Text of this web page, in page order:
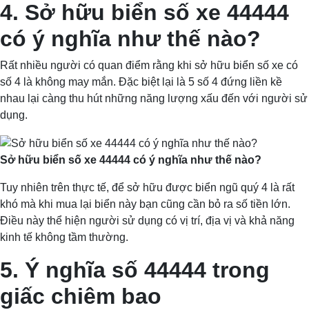
4. Sở hữu biển số xe 44444
có ý nghĩa như thế nào?
Rất nhiều người có quan điểm rằng khi sở hữu biển số xe có
số 4 là không may mắn. Đặc biệt lại là 5 số 4 đứng liền kề
nhau lại càng thu hút những năng lượng xấu đến với người sử
dụng.
Sở hữu biển số xe 44444 có ý nghĩa như thế nào?
Tuy nhiên trên thực tế, để sở hữu được biển ngũ quý 4 là rất
khó mà khi mua lại biển này bạn cũng cần bỏ ra số tiền lớn.
Điều này thể hiện người sử dụng có vị trí, địa vị và khả năng
kinh tế không tầm thường.
5. Ý nghĩa số 44444 trong
giấc chiêm bao